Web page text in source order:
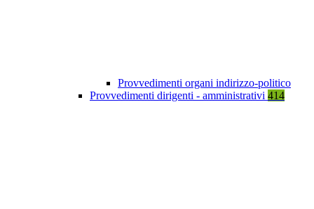
Provvedimenti organi indirizzo-politico
Provvedimenti dirigenti - amministrativi 414